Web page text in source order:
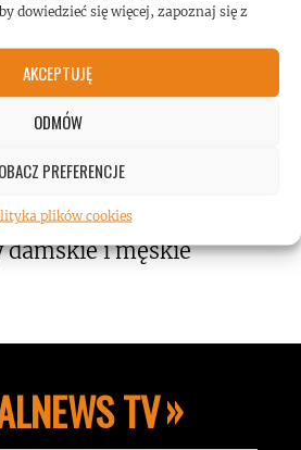
dowiedzieć się więcej, zapoznaj się z
AKCEPTUJĘ
ODMÓW
PREFERENCJE
plików cookies
poziom
TV